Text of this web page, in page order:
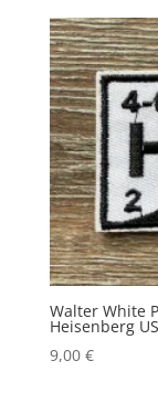
Walter White
Heisenberg
9,00 €